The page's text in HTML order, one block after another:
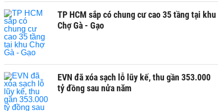
TP HCM sắp có chung cư cao 35 tầng tại khu
Chợ Gà - Gạo
EVN đã xóa sạch lỗ lũy kế, thu gần 353.000
tỷ đồng sau nửa năm